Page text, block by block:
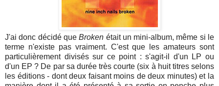
J'ai donc décidé queBroken était un mini-album, même si le
terme n'existe pas vraiment. C'est que les amateurs sont
particulièrement divisés sur ce point : s'agit-il d'un LP ou
d'un EP ? De par sa durée très courte (six à huit titres selons
les éditions - dont deux faisant moins de deux minutes) et la